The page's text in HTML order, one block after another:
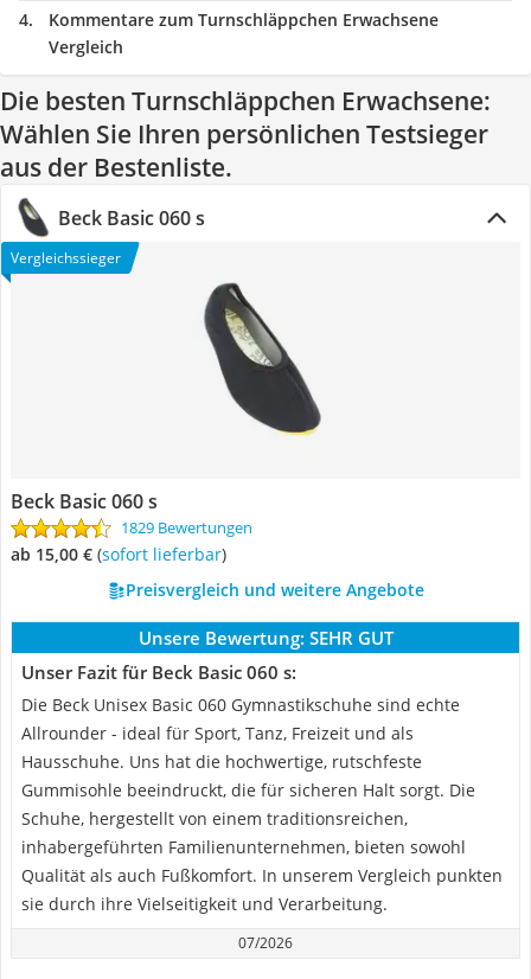
Kommentare zum Turnschläppchen Erwachsene
Vergleich
Die besten Turnschläppchen Erwachsene:
Wählen Sie Ihren persönlichen Testsieger
aus der Bestenliste.
Beck Basic 060 s
Vergleichssieger
Beck Basic 060 s
1829 Bewertungen
ab 15,00 € ( Sofort lieferbar)
Preisvergleich und weitere Angebote
Unsere Bewertung: SEHR GUT
Unser Fazit für Beck Basic 060 s:
Die Beck Unisex Basic 060 Gymnastikschuhe sind echte
Allrounder - ideal für Sport, Tanz, Freizeit und als
Hausschuhe. Uns hat die hochwertige, rutschfeste
Gummisohle beeindruckt, die für sicheren Halt sorgt. Die
Schuhe, hergestellt von einem traditionsreichen,
inhabergeführten Familienunternehmen, bieten sowohl
Qualität als auch Fußkomfort. In unserem Vergleich punkten
sie durch ihre Vielseitigkeit und Verarbeitung.
07/2026